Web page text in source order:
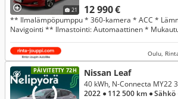
21 12 990 €
** Ilmalämpöpumppu * 360-kamera * ACC *
Navigointi ** Ilmastointi: Automaattinen *
Oulu,
PÄIVITETTY 72H Nissan Leaf
40 kWh, N-Connecta MY22
2022 ● 112 500 km ● Sähkö